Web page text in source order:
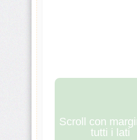
position-
background-
position-
background-
repeat
background-
size
block-
Scroll con
tutti i lati